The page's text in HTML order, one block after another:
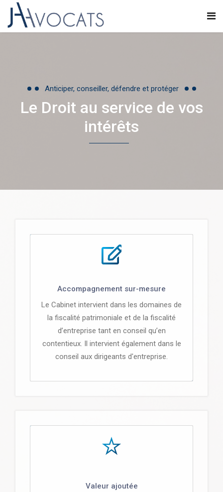
Anticiper, conseiller, défendre et protéger
Le Droit au service de vos
intérêts
Accompagnement sur-mesure
Le Cabinet intervient dans les domaines de
la fiscalité patrimoniale et de la fiscalité
d’entreprise tant en conseil qu’en
contentieux. Il intervient également dans le
conseil aux dirigeants d'entreprise.
Valeur ajoutée